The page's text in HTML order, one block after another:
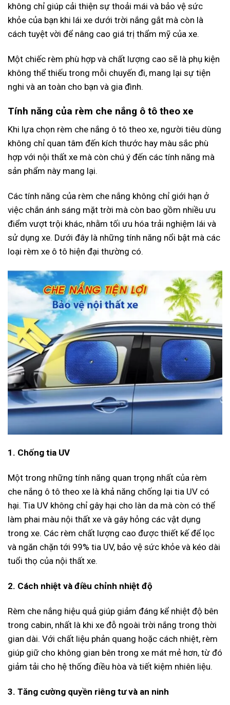
không chỉ giúp cải thiện sự thoải mái và bảo vệ sức
khỏe của bạn khi lái xe dưới trời nắng gắt mà còn là
cách tuyệt vời để nâng cao giá trị thẩm mỹ của xe.
Một chiếc rèm phù hợp và chất lượng cao sẽ là phụ kiện
không thể thiếu trong mỗi chuyến đi, mang lại sự tiện
nghi và an toàn cho bạn và gia đình.
Tính năng của rèm che nắng ô tô theo xe
Khi lựa chọn rèm che nắng ô tô theo xe, người tiêu dùng
không chỉ quan tâm đến kích thước hay màu sắc phù
hợp với nội thất xe mà còn chú ý đến các tính năng mà
sản phẩm này mang lại.
Các tính năng của rèm che nắng không chỉ giới hạn ở
việc chắn ánh sáng mặt trời mà còn bao gồm nhiều ưu
điểm vượt trội khác, nhằm tối ưu hóa trải nghiệm lái và
sử dụng xe. Dưới đây là những tính năng nổi bật mà các
loại rèm xe ô tô hiện đại thường có.
1. Chống tia UV
Một trong những tính năng quan trọng nhất của rèm
che nắng ô tô theo xe là khả năng chống lại tia UV có
hại. Tia UV không chỉ gây hại cho làn da mà còn có thể
làm phai màu nội thất xe và gây hỏng các vật dụng
trong xe. Các rèm chất lượng cao được thiết kế để lọc
và ngăn chặn tới 99% tia UV, bảo vệ sức khỏe và kéo dài
tuổi thọ của nội thất xe.
2. Cách nhiệt và điều chỉnh nhiệt độ
Rèm che nắng hiệu quả giúp giảm đáng kể nhiệt độ bên
trong cabin, nhất là khi xe đỗ ngoài trời nắng trong thời
gian dài. Với chất liệu phản quang hoặc cách nhiệt, rèm
giúp giữ cho không gian bên trong xe mát mẻ hơn, từ đó
giảm tải cho hệ thống điều hòa và tiết kiệm nhiên liệu.
3. Tăng cường quyền riêng tư và an ninh